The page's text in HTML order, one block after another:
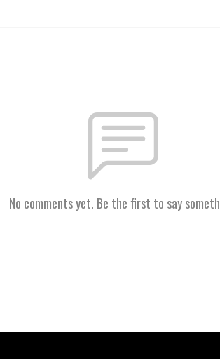
No comments yet. Be the first to say